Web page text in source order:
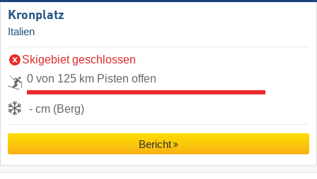
Kronplatz
Italien
Skigebiet geschlossen
0 von 125 km Pisten offen
- cm (Berg)
Bericht